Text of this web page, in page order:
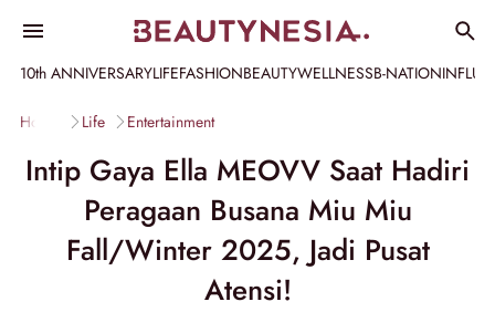
10th ANNIVERSARYLIFEFASHIONBEAUTYWELLNESSB-NATION
Home Life Entertainment
Intip Gaya Ella MEOVV Saat Hadiri
Peragaan Busana Miu Miu
Fall/Winter 2025, Jadi Pusat
Atensi!